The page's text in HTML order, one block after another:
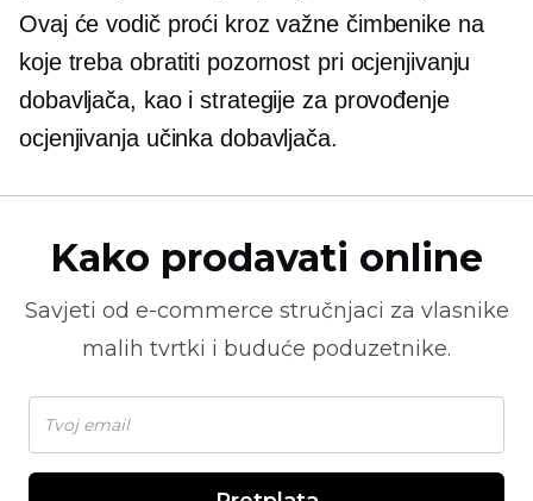
Ovaj će vodič proći kroz važne čimbenike na
koje treba obratiti pozornost pri ocjenjivanju
dobavljača, kao i strategije za provođenje
ocjenjivanja učinka dobavljača.
Kako prodavati online
Savjeti od e-commerce stručnjaci za vlasnike
malih tvrtki i buduće poduzetnike.